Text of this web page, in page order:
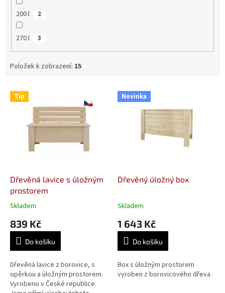
200 l 2
270 l 3
Položek k zobrazení: 15
V Tip
Dřevěná lavice s úložným
prostorem
Průměrné
produktu
3,7
5
hvězdiček.
Skladem
839 Kč
Do košíku
Dřevěná lavice z borovice, s
opěrkou a úložným prostorem.
Vyrobeno v České republice.
Novinka
Dřevěný úložný box
Průměrné
produktu
4,0
5
hvězdiček.
Skladem
1 643 Kč
Do košíku
Box s úložným prostorem
vyroben z borovicového dřeva.